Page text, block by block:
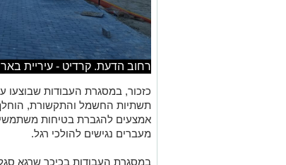
רחוב הדעת. קרדיט - עיריית
כזכור, במסגרת העבודות שבוצעו
תשתיות החשמל והתקשורת, הוחלף
אמצעים להגברת בטיחות
מעברים נגישים להולכי רגל.
במסגרת העבודות בכיכר שרגא